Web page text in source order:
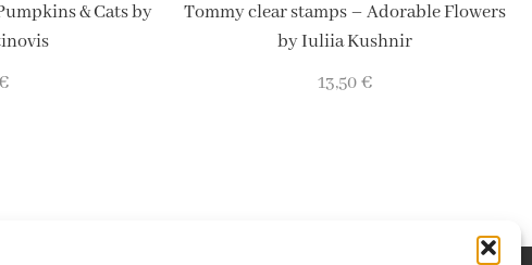
& Cats by
Tommy clear stamps – Adorable Flowers
by Iuliia Kushnir
13,50€